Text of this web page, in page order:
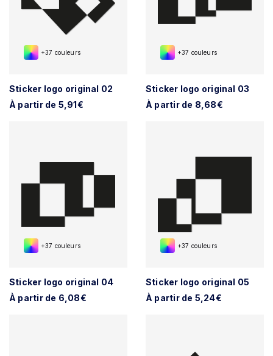
+37 couleurs
Sticker logo original 02
À partir de 5,91€
+37 couleurs
Sticker logo original 03
À partir de 8,68€
+37 couleurs
Sticker logo original 04
À partir de 6,08€
+37 couleurs
Sticker logo original 05
À partir de 5,24€